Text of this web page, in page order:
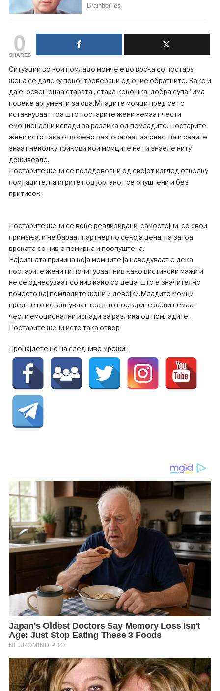
0
SHARES
Ситуации во кои помладо момче е во врска со постара
жена се далеку поконтроверзни од оние обратните. Како и
да е, освен онаа старата „стара кокошка, добра супа“ има
повеќе аргументи за ова.Младите момци пред се го
истакнуваат тоа што постарите жени немаат чести
емоционални испади за разлика од помладите. Постарите
жени исто така отворено разговараат за секс, па и самите
знаат неколку трикови кои момците не ги знаеле ниту
доживеале.
Постарите жени се позадоволни од својот изглед отколку
помладите, па игрите под јорганот се опуштени и без
притисок.
Постарите жени се веќе реализирани, самостојни, со свои
примања, и не бараат партнер по секоја цена, па затоа
врската со нив е помирна и поопуштена.
Најсилната причина која момците ја наведуваат е дека
постарите жени ги почитуваат нив како вистински мажи и
не се однесуваат со нив како со деца, што е значително
почесто кај помладите жени и девојки.Младите момци
пред се го истакнуваат тоа што постарите жени немаат
чести емоционални испади за разлика од помладите.
Постарите жени исто така отвор
Пронајдете не на следниве мрежи: